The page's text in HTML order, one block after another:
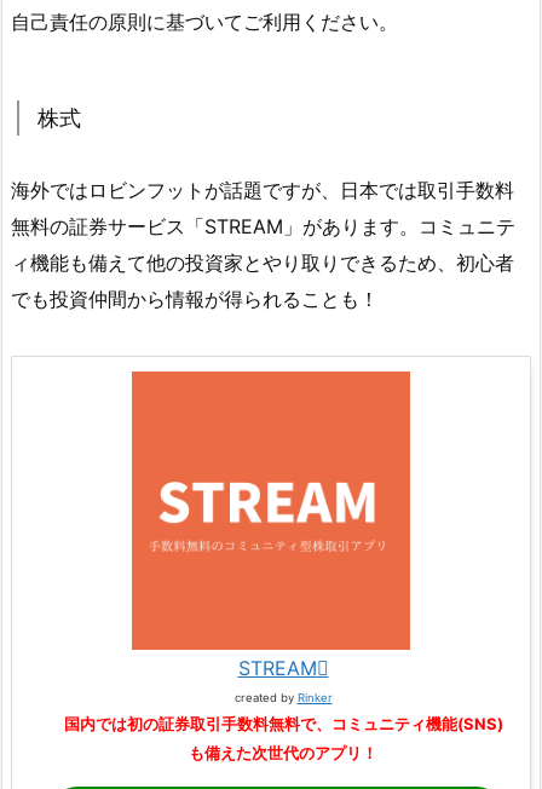
自己責任の原則に基づいてご利用ください。
株式
海外ではロビンフットが話題ですが、日本では取引手数料
無料の証券サービス「STREAM」があります。コミュニテ
ィ機能も備えて他の投資家とやり取りできるため、初心者
でも投資仲間から情報が得られることも！
STREAM
created by Rinker
国内では初の証券取引手数料無料で、コミュニティ機能(SNS)
も備えた次世代のアプリ！